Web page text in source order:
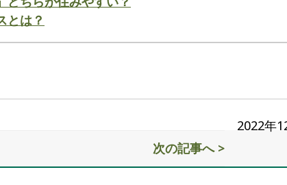
とは？
2022年
次の記事へ >